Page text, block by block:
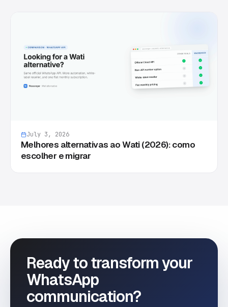
July 3, 2026
Melhores alternativas ao Wati (2026): como
escolher e migrar
Ready to transform your
WhatsApp
communication?